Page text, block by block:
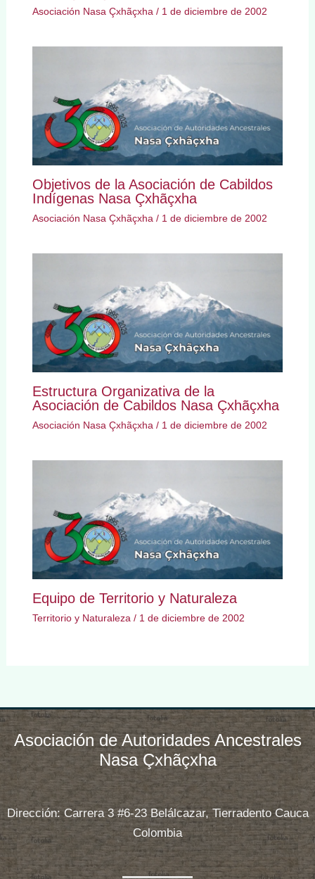
Asociación Nasa Çxhãçxha / 1 de diciembre de 2002
Objetivos de la Asociación de Cabildos
Indígenas Nasa Çxhãçxha
Asociación Nasa Çxhãçxha / 1 de diciembre de 2002
Estructura Organizativa de la
Asociación de Cabildos Nasa Çxhãçxha
Asociación Nasa Çxhãçxha / 1 de diciembre de 2002
Equipo de Territorio y Naturaleza
Territorio y Naturaleza / 1 de diciembre de 2002
Asociación de Autoridades Ancestrales
Nasa Çxhãçxha
Dirección: Carrera 3 #6-23 Belálcazar, Tierradento Cauca
Colombia